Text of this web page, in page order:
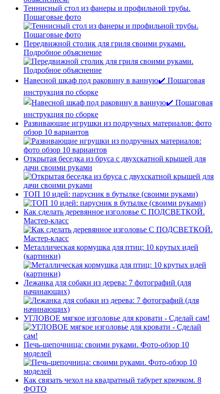
Теннисный стол из фанеры и профильной трубы.
Пошаговые фото
Передвижной столик для гриля своими руками.
Подробное объяснение
Навесной шкаф под раковину в ванную✔️ Пошаговая
инструкция по сборке
Развивающие игрушки из подручных материалов: фото
обзор 10 вариантов
Открытая беседка из бруса с двухскатной крышей для
дачи своими руками
ТОП 10 идей: парусник в бутылке (своими руками)
Как сделать деревянное изголовье С ПОДСВЕТКОЙ.
Мастер-класс
Металлическая кормушка для птиц: 10 крутых идей
(картинки)
Лежанка для собаки из дерева: 7 фотографий (для
начинающих)
УГЛОВОЕ мягкое изголовье для кровати - Сделай сам!
Печь-щепочница: своими руками. Фото-обзор 10
моделей
Как связать чехол на квадратный табурет крючком. 8
ФОТО